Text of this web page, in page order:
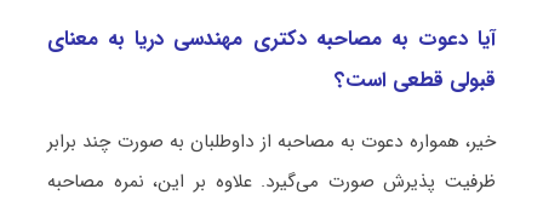
آیا دعوت به مصاحبه دکتری مهندسی دریا به معنای
قبولی قطعی است؟
خیر، همواره دعوت به مصاحبه از داوطلبان به صورت چند برابر
ظرفیت پذیرش صورت می‌گیرد. علاوه بر این، نمره مصاحبه